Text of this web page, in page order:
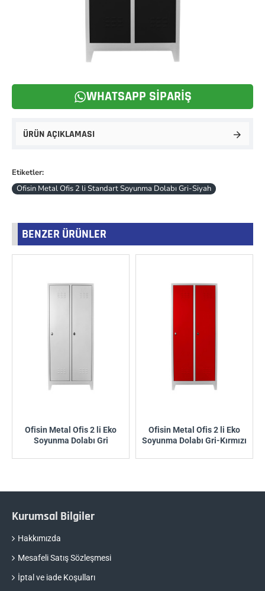
WHATSAPP SIPARIŞ
ÜRÜN AÇIKLAMASI
Etiketler:
Ofisin Metal Ofis 2 li Standart Soyunma Dolabı Gri-Siyah
BENZER ÜRÜNLER
Ofisin Metal Ofis 2 li Eko
Soyunma Dolabı Gri
Ofisin Metal Ofis 2 li Eko
Soyunma Dolabı Gri-Kırmızı
Kurumsal Bilgiler
Hakkımızda
Mesafeli Satış Sözleşmesi
İptal ve iade Koşulları